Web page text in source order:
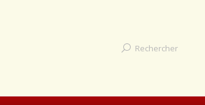
Rechercher